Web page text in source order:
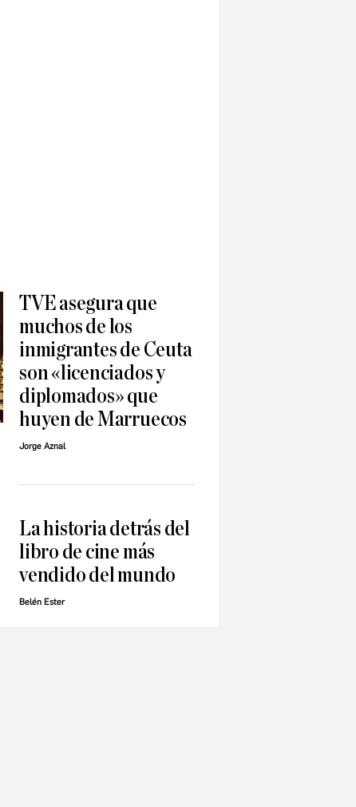
TVE asegura que
muchos de los
inmigrantes de Ceuta
son «licenciados y
diplomados» que
huyen de Marruecos
Jorge Aznal
La historia detrás del
libro de cine más
vendido del mundo
Belén Ester